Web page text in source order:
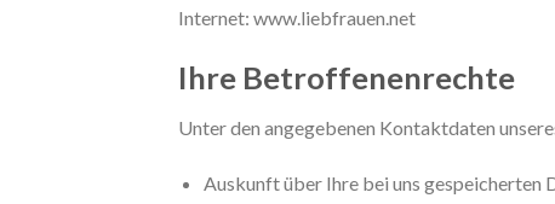
Internet: www.liebfrauen.net
Ihre Betroffenenrechte
Unter den angegebenen Kontaktdaten
Auskunft über Ihre bei uns gespeicherten